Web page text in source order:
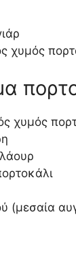
χυμός
χυμός
(μεσαία